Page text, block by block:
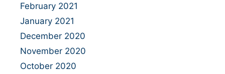
February 2021
January 2021
December 2020
November 2020
October 2020